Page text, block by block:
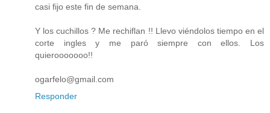
casi fijo este fin de semana.
Y los cuchillos ? Me rechiflan !! Llevo viéndolos tiempo en el
corte ingles y me paró siempre con ellos. Los
quierooooooo!!
ogarfelo@gmail.com
Responder